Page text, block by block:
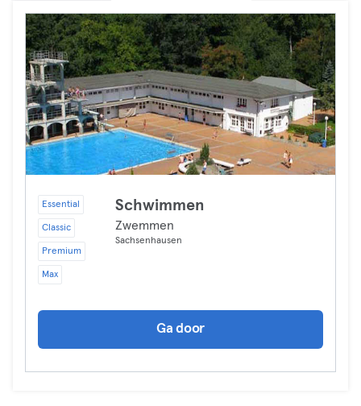
Essential
Classic
Premium
Max
Schwimmen
Zwemmen
Sachsenhausen
Ga door